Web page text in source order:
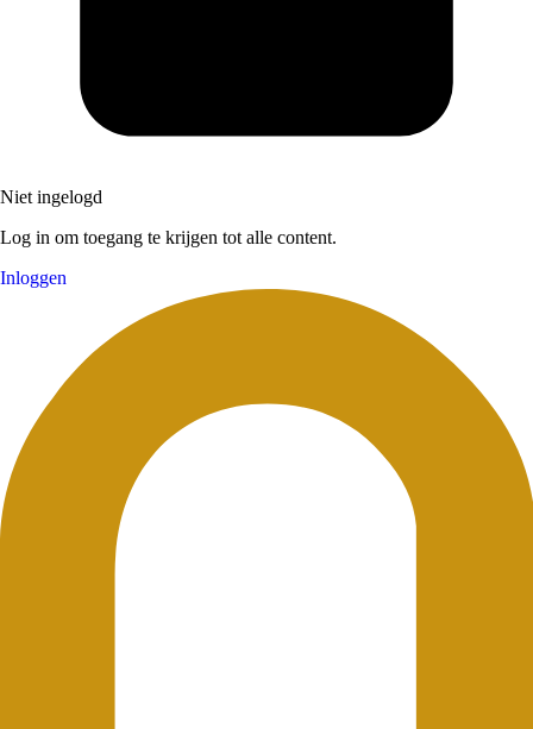
Niet ingelogd
Log in om toegang te krijgen tot alle content.
Inloggen